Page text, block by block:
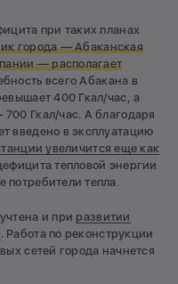
при таких планах
города —Абаканская
—располагает
всего Абакана в
400 Гкал/час, а
Гкал/час. А благодаря
введено в эксплуатацию
увеличится еще как
тепловой энергии
тепла.
и при развитии
. Работа по реконструкции
сетей города начнется